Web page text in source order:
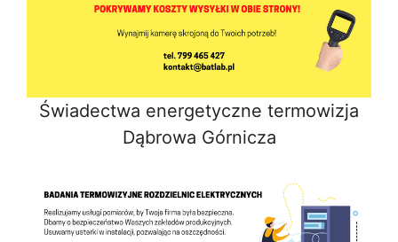
Świadectwa energetyczne termowizja
Dąbrowa Górnicza